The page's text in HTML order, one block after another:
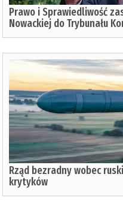
Prawo i Sprawiedliwość
Nowackiej do Trybunału
Rząd bezradny wobec
krytyków